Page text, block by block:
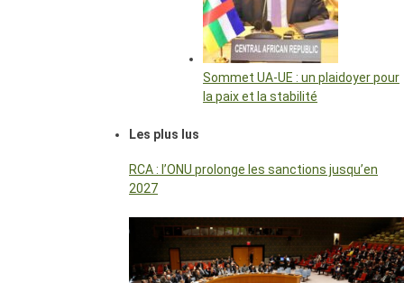
Sommet UA-UE : un plaidoyer pour
la paix et la stabilité
Les plus lus
RCA : l’ONU prolonge les sanctions jusqu’en
2027